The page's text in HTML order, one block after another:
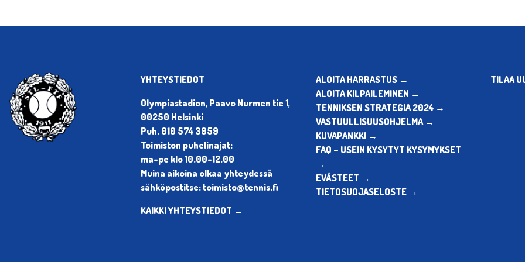
YHTEYSTIEDOT
Olympiastadion, Paavo Nurmen tie 1,
00250 Helsinki
Puh. 010 574 3959
Toimiston puhelinajat:
ma-pe klo 10.00-12.00
Muina aikoina olkaa yhteydessä
sähköpostitse: toimisto@tennis.fi
KAIKKI YHTEYSTIEDOT →
ALOITA HARRASTUS →
ALOITA KILPAILEMINEN →
TENNIKSEN STRATEGIA 2024 →
VASTUULLISUUSOHJELMA →
KUVAPANKKI →
FAQ – USEIN KYSYTYT KYSYMYKSET
→
EVÄSTEET →
TIETOSUOJASELOSTE →
TILAA